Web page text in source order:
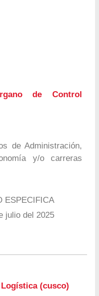
de Control
de Administración,
y/o carreras
ESPECIFICA
julio del 2025
(cusco)